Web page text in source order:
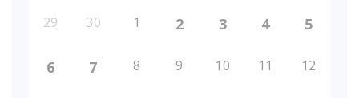
29 30 1 2 3 4 5
6 7 8 9 10 11 12